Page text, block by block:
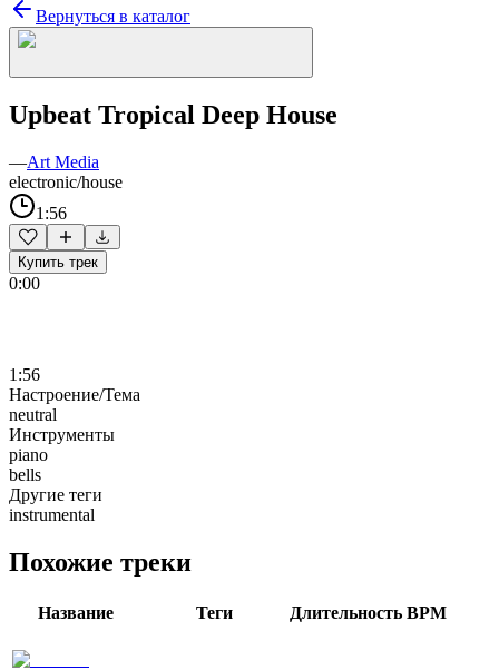
Вернуться в каталог
Upbeat Tropical Deep House
—Art Media
electronic/house
1:56
Купить трек
0:00
1:56
Настроение/Тема
neutral
Инструменты
piano
bells
Другие теги
instrumental
Похожие треки
Название Теги Длительность BPM